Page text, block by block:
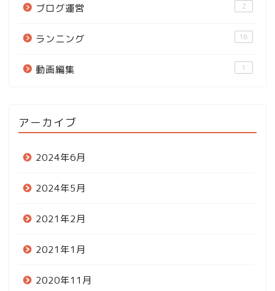
ブログ運営 2
ランニング 16
動画編集 1
アーカイブ
2024年6月
2024年5月
2021年2月
2021年1月
2020年11月